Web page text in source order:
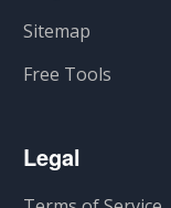
Sitemap
Free Tools
Legal